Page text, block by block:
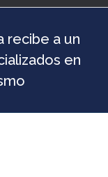
recibe a un
en